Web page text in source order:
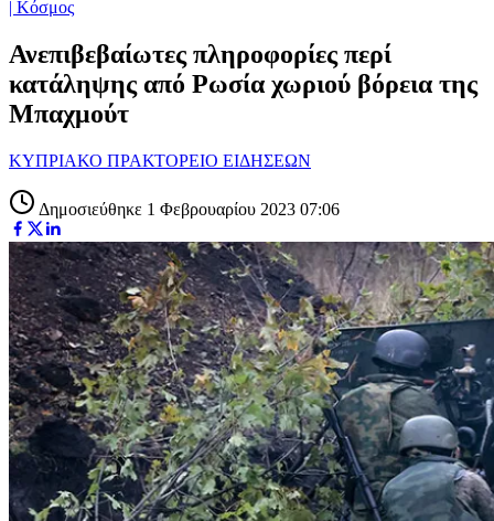
| Κόσμος
Ανεπιβεβαίωτες πληροφορίες περί
κατάληψης από Ρωσία χωριού βόρεια της
Μπαχμούτ
ΚΥΠΡΙΑΚΟ ΠΡΑΚΤΟΡΕΙΟ ΕΙΔΗΣΕΩΝ
Δημοσιεύθηκε 1 Φεβρουαρίου 2023 07:06